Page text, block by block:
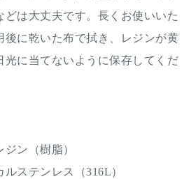
どは大丈夫です。長くお使いいた
後に乾いた布で拭き、レジンが黄
光に当てないように保存してくだ
ン（樹脂）
ステンレス（316L）